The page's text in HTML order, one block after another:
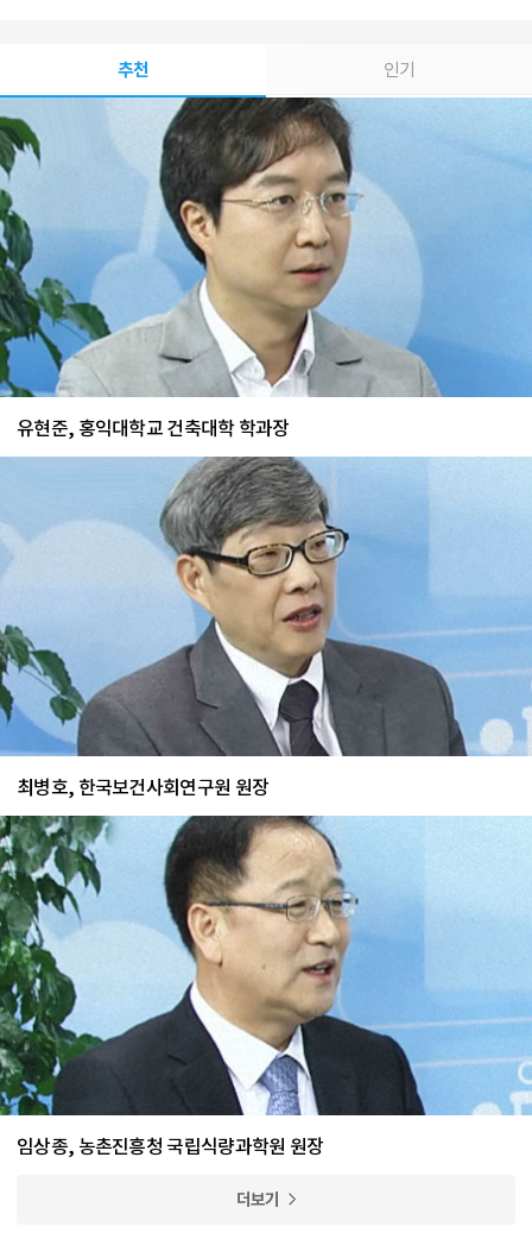
추천 인기
유현준, 홍익대학교 건축대학 학과장
최병호, 한국보건사회연구원 원장
임상종, 농촌진흥청 국립식량과학원 원장
더보기